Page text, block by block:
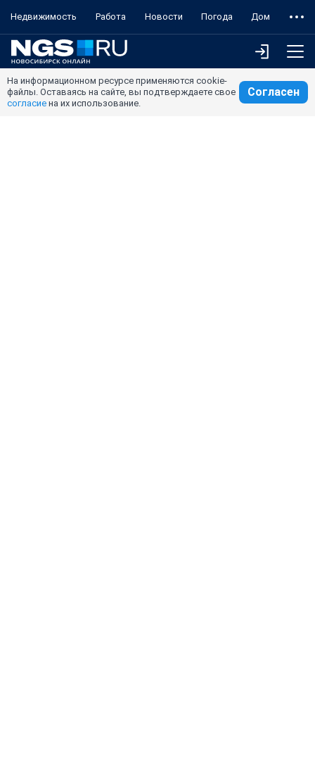
Недвижимость Работа Новости Погода Дом
На информационном ресурсе применяются cookie-
файлы. Оставаясь на сайте, вы подтверждаете свое
согласие на их использование.
Согласен